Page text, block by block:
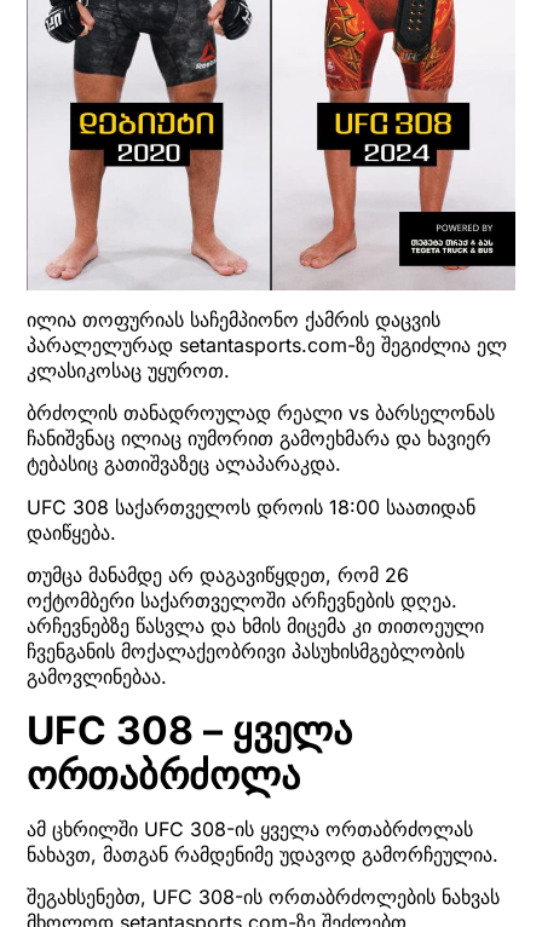
ილია თოფურიას საჩემპიონო ქამრის დაცვის
პარალელურად setantasports.com-ზე შეგიძლია ელ
კლასიკოსაც უყუროთ.
ბრძოლის თანადროულად რეალი vs ბარსელონას
ჩანიშვნაც ილიაც იუმორით გამოეხმარა და ხავიერ
ტებასიც გათიშვაზეც ალაპარაკდა.
UFC 308 საქართველოს დროის 18:00 საათიდან
დაიწყება.
თუმცა მანამდე არ დაგავიწყდეთ, რომ 26
ოქტომბერი საქართველოში არჩევნების დღეა.
არჩევნებზე წასვლა და ხმის მიცემა კი თითოეული
ჩვენგანის მოქალაქეობრივი პასუხისმგებლობის
გამოვლინებაა.
UFC 308 – ყველა
ორთაბრძოლა
ამ ცხრილში UFC 308-ის ყველა ორთაბრძოლას
ნახავთ, მათგან რამდენიმე უდავოდ გამორჩეულია.
შეგახსენებთ, UFC 308-ის ორთაბრძოლების ნახვას
მხოლოდ setantasports.com-ზე შეძლებთ.